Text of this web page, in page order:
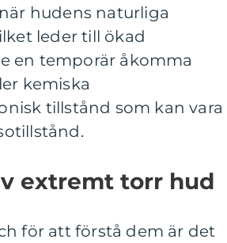
hudens naturliga
leder till ökad
en temporär åkomma
kemiska
tillstånd som kan vara
extremt torr hud
för att förstå dem är det